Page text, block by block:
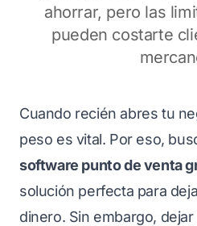
ahorrar, pero las
pueden costarte
Cuando recién abres tu
peso es vital. Por eso,
software punto de venta
solución perfecta para
dinero. Sin embargo,